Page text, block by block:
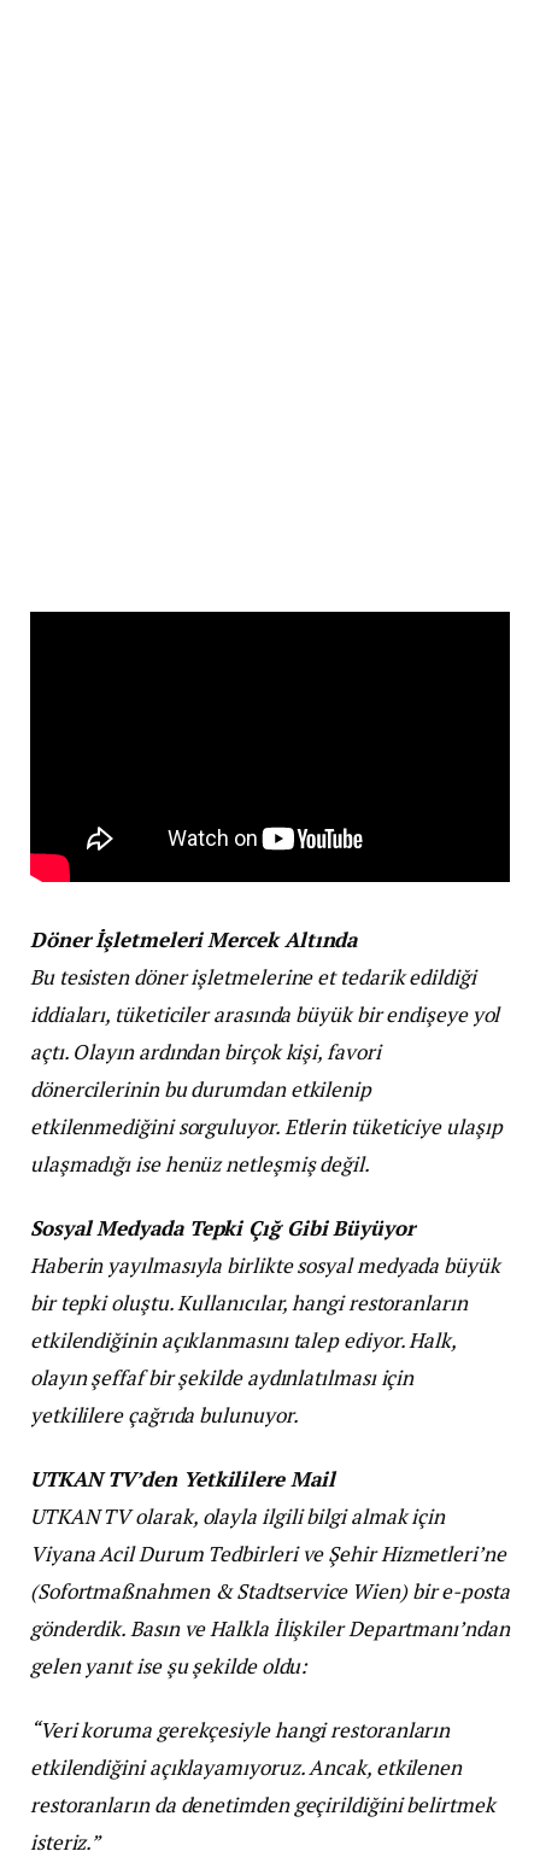
Döner İşletmeleri Mercek Altında
Bu tesisten döner işletmelerine et tedarik edildiği
iddiaları, tüketiciler arasında büyük bir endişeye yol
açtı. Olayın ardından birçok kişi, favori
dönercilerinin bu durumdan etkilenip
etkilenmediğini sorguluyor. Etlerin tüketiciye ulaşıp
ulaşmadığı ise henüz netleşmiş değil.
Sosyal Medyada Tepki Çığ Gibi Büyüyor
Haberin yayılmasıyla birlikte sosyal medyada büyük
bir tepki oluştu. Kullanıcılar, hangi restoranların
etkilendiğinin açıklanmasını talep ediyor. Halk,
olayın şeffaf bir şekilde aydınlatılması için
yetkililere çağrıda bulunuyor.
UTKAN TV’den Yetkililere Mail
UTKAN TV olarak, olayla ilgili bilgi almak için
Viyana Acil Durum Tedbirleri ve Şehir Hizmetleri’ne
(Sofortmaßnahmen & Stadtservice Wien) bir e-posta
gönderdik. Basın ve Halkla İlişkiler Departmanı’ndan
gelen yanıt ise şu şekilde oldu:
“Veri koruma gerekçesiyle hangi restoranların
etkilendiğini açıklayamıyoruz. Ancak, etkilenen
restoranların da denetimden geçirildiğini belirtmek
isteriz.”